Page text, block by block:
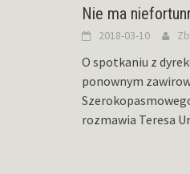
Nie ma
2018-03-10
O spotkaniu z
ponownym
rozmawia Teresa